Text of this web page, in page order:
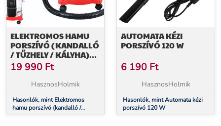
ELEKTROMOS HAMU
PORSZÍVÓ (KANDALLÓ
/ TŰZHELY / KÁLYHA)
20L 1200W
19 990 Ft
HasznosHolmik
Hasonlók, mint Elektromos
hamu porszívó (kandalló /
tűzhely / kályha) 20L 1200W
AUTOMATA KÉZI
PORSZÍVÓ 120 W
6 190 Ft
HasznosHolmik
Hasonlók, mint Automata kézi
porszívó 120 W